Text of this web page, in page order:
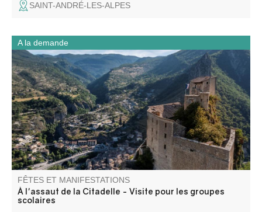
SAINT-ANDRÉ-LES-ALPES
Forteresse juchée sur son éperon rocheux, vos élèves
découvriront, dans cette citadelle, le fonctionnement d’un
tel monument militaire et ses phases de construction.
FÊTES ET MANIFESTATIONS
À l'assaut de la Citadelle - Visite pour les groupes
scolaires
A la demande